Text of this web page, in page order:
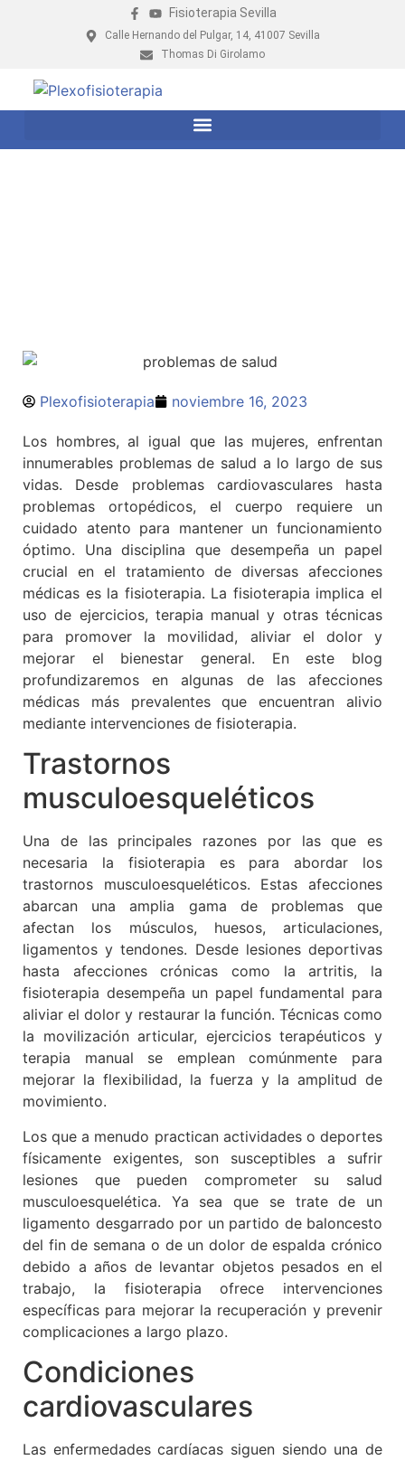
Fisioterapia Sevilla
Calle Hernando del Pulgar, 14, 41007 Sevilla
Thomas Di Girolamo
Plexofisioterapia noviembre 16, 2023
Los hombres, al igual que las mujeres, enfrentan
innumerables problemas de salud a lo largo de sus
vidas. Desde problemas cardiovasculares hasta
problemas ortopédicos, el cuerpo requiere un
cuidado atento para mantener un funcionamiento
óptimo. Una disciplina que desempeña un papel
crucial en el tratamiento de diversas afecciones
médicas es la fisioterapia. La fisioterapia implica el
uso de ejercicios, terapia manual y otras técnicas
para promover la movilidad, aliviar el dolor y
mejorar el bienestar general. En este blog
profundizaremos en algunas de las afecciones
médicas más prevalentes que encuentran alivio
mediante intervenciones de fisioterapia.
Trastornos
musculoesqueléticos
Una de las principales razones por las que es
necesaria la fisioterapia es para abordar los
trastornos musculoesqueléticos. Estas afecciones
abarcan una amplia gama de problemas que
afectan los músculos, huesos, articulaciones,
ligamentos y tendones. Desde lesiones deportivas
hasta afecciones crónicas como la artritis, la
fisioterapia desempeña un papel fundamental para
aliviar el dolor y restaurar la función. Técnicas como
la movilización articular, ejercicios terapéuticos y
terapia manual se emplean comúnmente para
mejorar la flexibilidad, la fuerza y ​​la amplitud de
movimiento.
Los que a menudo practican actividades o deportes
físicamente exigentes, son susceptibles a sufrir
lesiones que pueden comprometer su salud
musculoesquelética. Ya sea que se trate de un
ligamento desgarrado por un partido de baloncesto
del fin de semana o de un dolor de espalda crónico
debido a años de levantar objetos pesados ​​en el
trabajo, la fisioterapia ofrece intervenciones
específicas para mejorar la recuperación y prevenir
complicaciones a largo plazo.
Condiciones
cardiovasculares
Las enfermedades cardíacas siguen siendo una de